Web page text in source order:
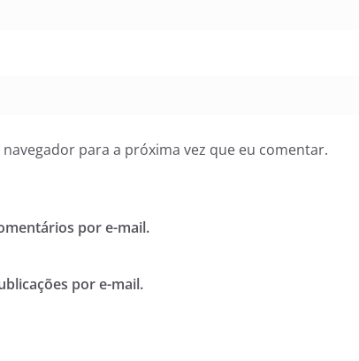
para a próxima vez que eu comentar.
por e-mail.
por e-mail.